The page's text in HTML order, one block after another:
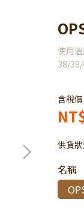
使用
38/
含稅價
供貨
名稱